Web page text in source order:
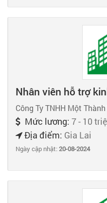
Nhân viên hỗ trợ
Công Ty TNHH Một
Mức lương: 7 - 10
Địa điểm: Gia Lai
Ngày cập nhật:20-08-2024